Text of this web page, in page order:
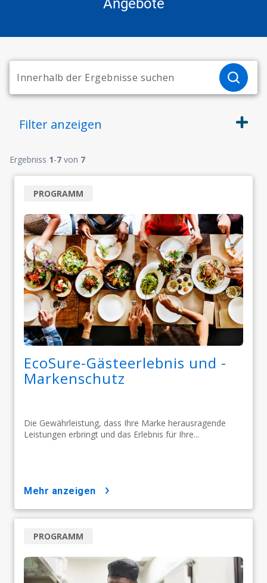
Angebote
Filter anzeigen
Ergebniss 1-7 von 7
EcoSure-Gästeerlebnis und -
Markenschutz​​​​​​​
Die Gewährleistung, dass Ihre Marke herausragende
Leistungen erbringt und das Erlebnis für Ihre...
PROGRAMM
mehr anzeigen
PROGRAMM